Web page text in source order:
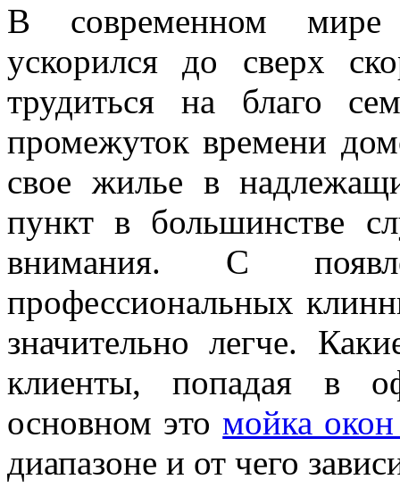
В современном мире
ускорился до сверх
трудиться на благо
промежуток времени
свое жилье в
пункт в большинстве
внимания. С
профессиональных
значительно легче.
клиенты, попадая в
основном этомойка
диапазоне и от чего